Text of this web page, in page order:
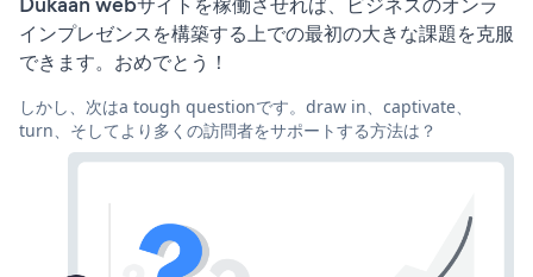
インプレゼンスを構築する上での最初の大きな課題を克服
できます。おめでとう！
しかし、次はa tough questionです。draw in、captivate、
turn、そしてより多くの訪問者をサポートする方法は？